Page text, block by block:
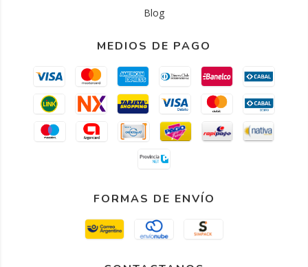
Blog
MEDIOS DE PAGO
FORMAS DE ENVÍO